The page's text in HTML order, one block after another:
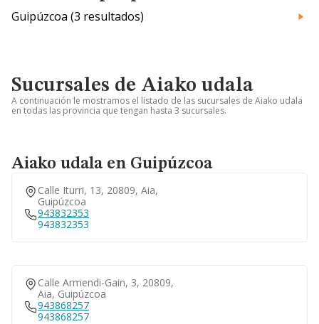
Guipúzcoa (3 resultados)
Sucursales de Aiako udala
A continuación le mostramos el listado de las sucursales de Aiako udala
en todas las provincia que tengan hasta 3 sucursales.
Aiako udala en Guipúzcoa
Calle Iturri, 13, 20809, Aia,
Guipúzcoa
943832353
943832353
Calle Armendi-Gain, 3, 20809,
Aia, Guipúzcoa
943868257
943868257